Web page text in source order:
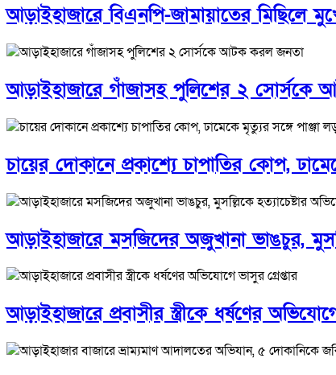
আড়াইহাজারে বিএনপি-জামায়াতের মিছিলে
আড়াইহাজারে গাঁজাসহ পুলিশের ২
চায়ের দোকানে প্রকাশ্যে চাপাতির কোপ,
আড়াইহাজারে মস‌জি‌দের অজুখানা ভাঙচুর,
আড়াইহাজারে প্রবাসীর স্ত্রীকে ধর্ষণের